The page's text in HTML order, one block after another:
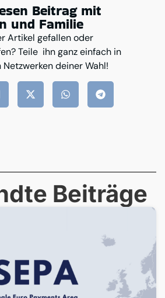
Beitrag mit
und Familie
Artikel gefallen oder
Teile ihn ganz einfach in
Netzwerken deiner Wahl!
Beiträge